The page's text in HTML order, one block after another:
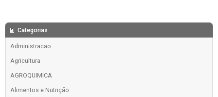
Categorias
Administracao
Agricultura
AGROQUIMICA
Alimentos e Nutrição